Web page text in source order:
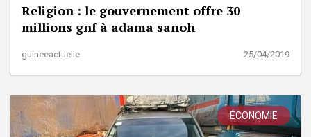
Religion : le gouvernement offre 30
millions gnf à adama sanoh
guineeactuelle 25/04/2019
ÉCONOMIE